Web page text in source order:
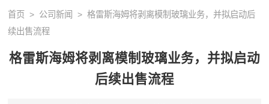
首页 > 公司新闻
> 格雷斯海姆将剥离模制玻璃业务，并拟启动后
续出售流程
格雷斯海姆将剥离模制玻璃业务，并拟启动
后续出售流程